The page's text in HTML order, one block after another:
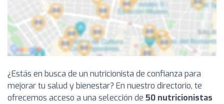
¿Estás en busca de un nutricionista de confianza para
mejorar tu salud y bienestar? En nuestro directorio, te
ofrecemos acceso a una selección de 50 nutricionistas